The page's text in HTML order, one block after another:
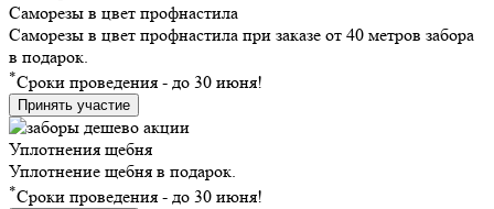
Саморезы в цвет профнастила
Саморезы в цвет профнастила при заказе от 40 метров забора
в подарок.
*Сроки проведения - до 30 июня!
Принять участие
Уплотнения щебня
Уплотнение щебня в подарок.
*Сроки проведения - до 30 июня!